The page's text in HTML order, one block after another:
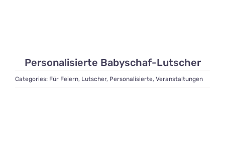
Personalisierte Babyschaf-Lutscher
Categories: Für Feiern, Lutscher, Personalisierte, Veranstaltungen